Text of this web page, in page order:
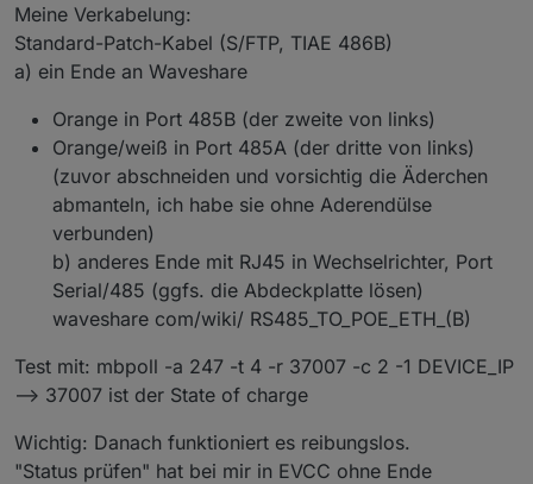
Meine Verkabelung:
Standard-Patch-Kabel (S/FTP, TIAE 486B)
a) ein Ende an Waveshare
Orange in Port 485B (der zweite von links)
Orange/weiß in Port 485A (der dritte von links)
(zuvor abschneiden und vorsichtig die Äderchen
abmanteln, ich habe sie ohne Aderendülse
verbunden)
b) anderes Ende mit RJ45 in Wechselrichter, Port
Serial/485 (ggfs. die Abdeckplatte lösen)
waveshare com/wiki/ RS485_TO_POE_ETH_(B)
Test mit: mbpoll -a 247 -t 4 -r 37007 -c 2 -1 DEVICE_IP
--> 37007 ist der State of charge
Wichtig: Danach funktioniert es reibungslos.
"Status prüfen" hat bei mir in EVCC ohne Ende